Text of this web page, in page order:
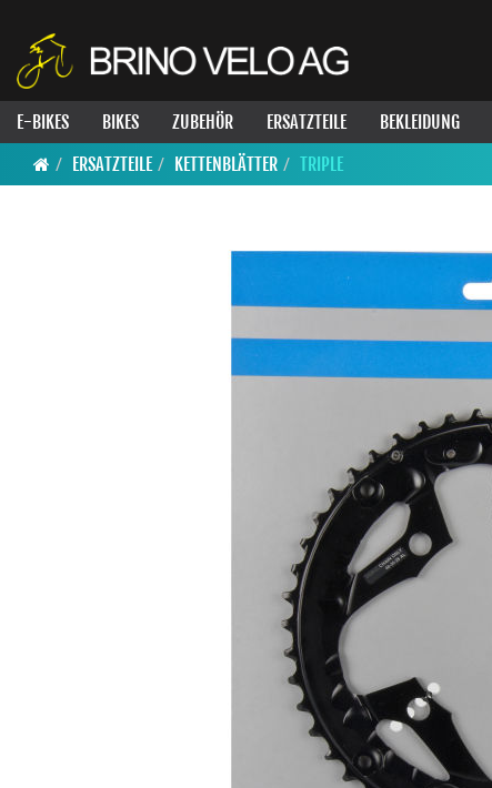
E-BIKES BIKES ZUBEHÖR ERSATZTEILE BEKLEIDUNG
ERSATZTEILE
KETTENBLÄTTER TRIPLE